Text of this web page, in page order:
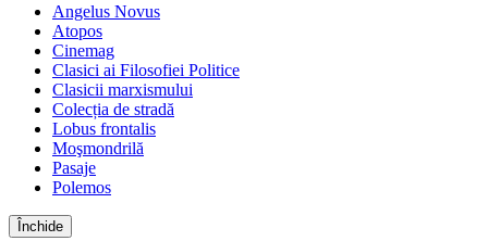
Angelus Novus
Atopos
Cinemag
Clasici ai Filosofiei Politice
Clasicii marxismului
Colecția de stradă
Lobus frontalis
Moşmondrilă
Pasaje
Polemos
Închide